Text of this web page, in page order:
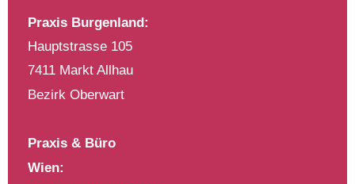
Praxis Burgenland:
Hauptstrasse 105
7411 Markt Allhau
Bezirk Oberwart
Praxis & Büro
Wien: